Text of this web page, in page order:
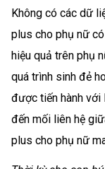
Không có các dữ
plus cho phụ nữ
hiệu quả trên phụ
quá trình sinh đẻ
được tiến hành
đến mối liên hệ
plus cho phụ nữ